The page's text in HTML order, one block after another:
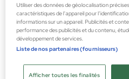
Utiliser des données de géolocalisation
caractéristiques de l’appareil pour
informations sur un appareil. Publicités et
performance des publicités et du contenu,
développement de services.
Liste de nos partenaires (fournisseurs)
Afficher toutes les finalités